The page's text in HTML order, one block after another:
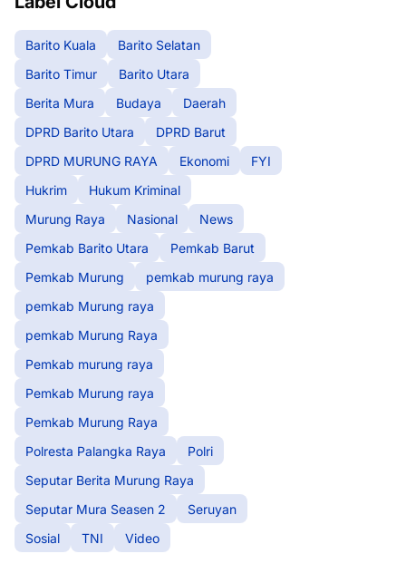
Barito Kuala
Barito Selatan
Barito Timur
Barito Utara
Berita Mura
Budaya
Daerah
DPRD Barito Utara
DPRD Barut
DPRD MURUNG RAYA
Ekonomi
FYI
Hukrim
Hukum Kriminal
Murung Raya
Nasional
News
Pemkab Barito Utara
Pemkab Barut
Pemkab Murung
pemkab murung raya
pemkab Murung raya
pemkab Murung Raya
Pemkab murung raya
Pemkab Murung raya
Pemkab Murung Raya
Polresta Palangka Raya
Polri
Seputar Berita Murung Raya
Seputar Mura Seasen 2
Seruyan
Sosial
TNI Video